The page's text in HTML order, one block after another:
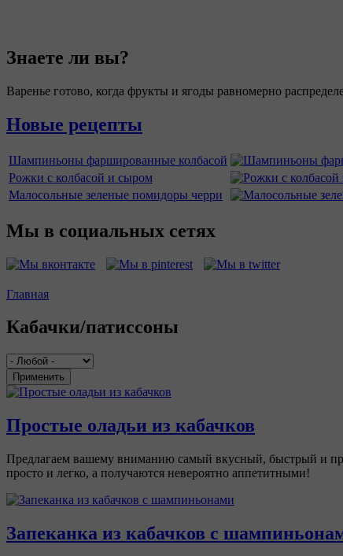
Знаете ли вы?
Варенье готово, когда фрукты и ягоды равномерно
Новые рецепты
Шампиньоны фаршированные колбасой
Рожки с колбасой и сыром
Малосольные зеленые помидоры черри
Мы в социальных сетях
Главная
Кабачки/патиссоны
Применить
Простые оладьи из кабачков
Предлагаем вашему вниманию самый вкусный, быстрый и
просто и легко, а получаются невероятно аппетитными!
Запеканка из кабачков с